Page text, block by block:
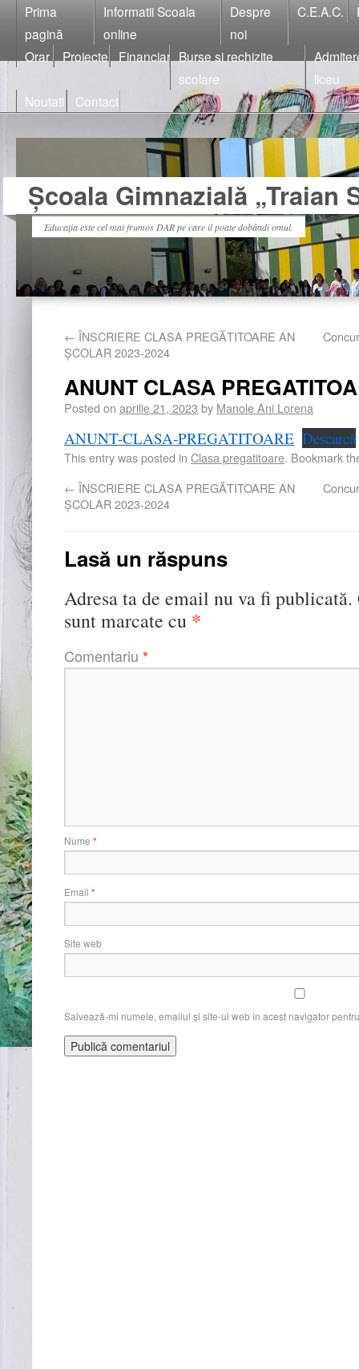
Prima
pagină
Informatii Scoala
online
Despre
noi
C.E.A.C.
Orar Proiecte Financiar Burse si rechizite
scolare
liceu
Noutati
Contact
Școala Gimnazială „Traian
Educația este cel mai frumos DAR pe care il poate dobândi omul.
← ÎNSCRIERE CLASA PREGĂTITOARE AN
ȘCOLAR 2023-2024
ANUNT CLASA
Posted on aprilie 21, 2023 by Manole Ani Lorena
ANUNT-CLASA-PREGATITOARE Descarcă
This entry was posted in Clasa pregatitoare. Bookmark
← ÎNSCRIERE CLASA PREGĂTITOARE AN
ȘCOLAR 2023-2024
Lasă un răspuns
Adresa ta de email nu va fi publicată.
sunt marcate cu *
Comentariu *
Nume *
Email *
Site web
Salvează-mi numele, emailul și site-ul web în acest navigator